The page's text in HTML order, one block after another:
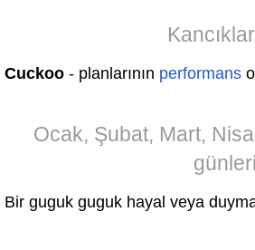
Cuckoo - planlarının performans
Ocak, Şubat, Mart,
Bir guguk guguk hayal veya